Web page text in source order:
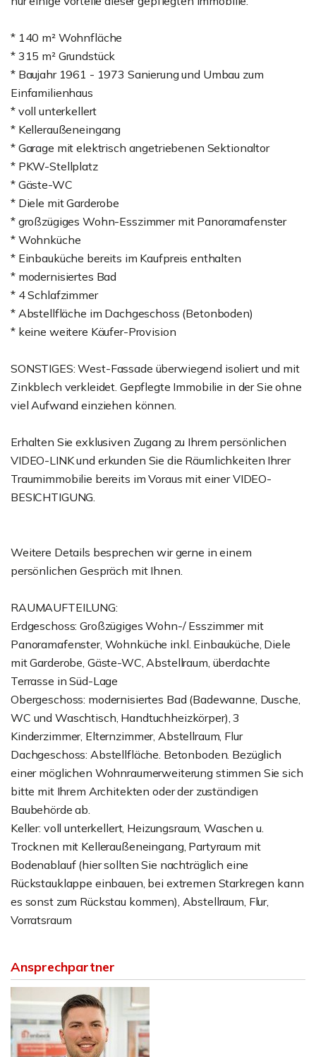
* 140 m² Wohnfläche
* 315 m² Grundstück
* Baujahr 1961 - 1973 Sanierung und Umbau zum
Einfamilienhaus
* voll unterkellert
* Kelleraußeneingang
* Garage mit elektrisch angetriebenen Sektionaltor
* PKW-Stellplatz
* Gäste-WC
* Diele mit Garderobe
* großzügiges Wohn-Esszimmer mit Panoramafenster
* Wohnküche
* Einbauküche bereits im Kaufpreis enthalten
* modernisiertes Bad
* 4 Schlafzimmer
* Abstellfläche im Dachgeschoss (Betonboden)
* keine weitere Käufer-Provision
SONSTIGES: West-Fassade überwiegend isoliert und mit
Zinkblech verkleidet. Gepflegte Immobilie in der Sie ohne
viel Aufwand einziehen können.
Erhalten Sie exklusiven Zugang zu Ihrem persönlichen
VIDEO-LINK und erkunden Sie die Räumlichkeiten Ihrer
Traumimmobilie bereits im Voraus mit einer VIDEO-
BESICHTIGUNG.
Weitere Details besprechen wir gerne in einem
persönlichen Gespräch mit Ihnen.
RAUMAUFTEILUNG:
Erdgeschoss: Großzügiges Wohn-/ Esszimmer mit
Panoramafenster, Wohnküche inkl. Einbauküche, Diele
mit Garderobe, Gäste-WC, Abstellraum, überdachte
Terrasse in Süd-Lage
Obergeschoss: modernisiertes Bad (Badewanne, Dusche,
WC und Waschtisch, Handtuchheizkörper), 3
Kinderzimmer, Elternzimmer, Abstellraum, Flur
Dachgeschoss: Abstellfläche. Betonboden. Bezüglich
einer möglichen Wohnraumerweiterung stimmen Sie sich
bitte mit Ihrem Architekten oder der zuständigen
Baubehörde ab.
Keller: voll unterkellert, Heizungsraum, Waschen u.
Trocknen mit Kelleraußeneingang, Partyraum mit
Bodenablauf (hier sollten Sie nachträglich eine
Rückstauklappe einbauen, bei extremen Starkregen kann
es sonst zum Rückstau kommen), Abstellraum, Flur,
Vorratsraum
Ansprechpartner